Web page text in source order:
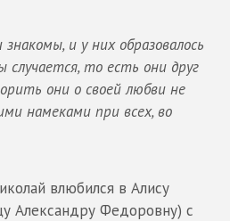
и у них образовалось
то есть они друг
они о своей любви не
намеками при всех, во
влюбился в Алису
Александру Федоровну) с